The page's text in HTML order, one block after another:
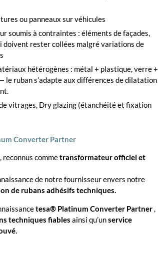
ou panneaux sur véhicules
soumis à contraintes : éléments de façades,
rester collées malgré variations de
hétérogènes : métal + plastique, verre +
le ruban s’adapte aux différences de dilatation
vitrages, Dry glazing (étanchéité et fixation
Converter Partner
reconnus commetransformateur officiel et
de notre fournisseur envers notre
de rubans adhésifs techniques.
tesa® Platinum Converter Partner,
techniques fiables ainsi qu’unservice